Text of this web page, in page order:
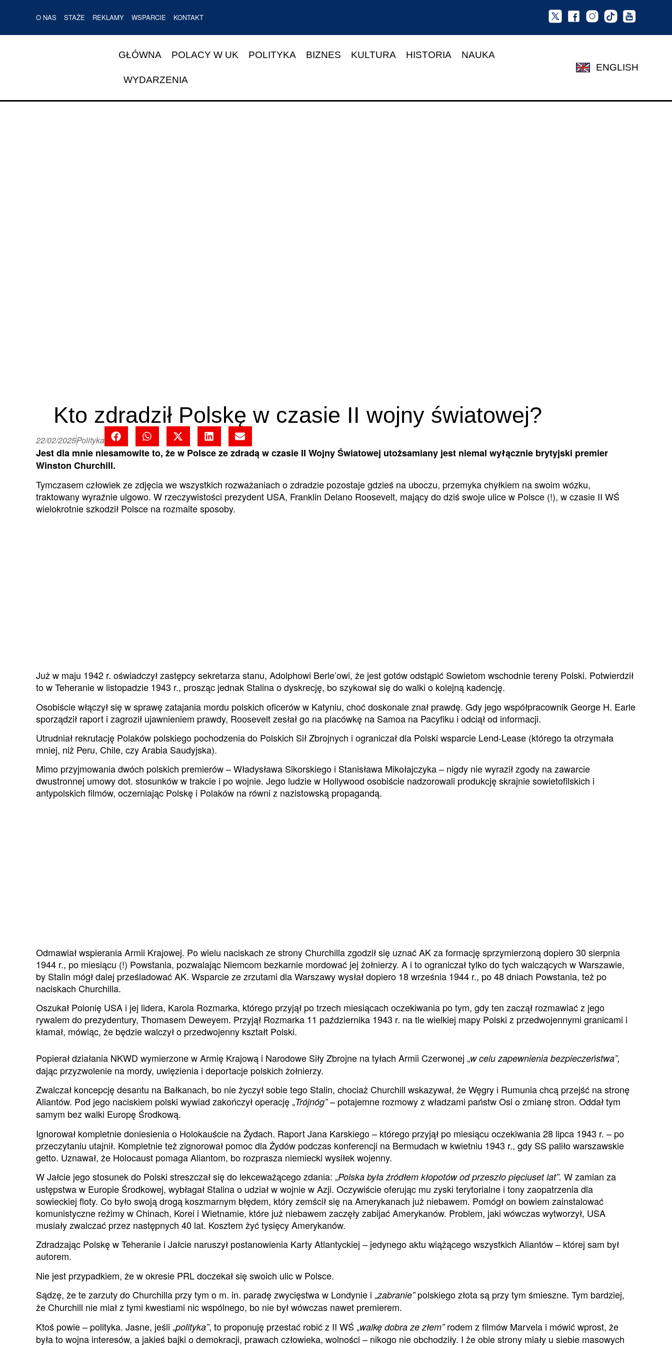
O NAS STAŻE REKLAMY WSPARCIE KONTAKT
GŁÓWNA POLACY W UK POLITYKA BIZNES KULTURA HISTORIA NAUKA
WYDARZENIA
ENGLISH
Kto zdradził Polskę w czasie II wojny światowej?
22/02/2025Polityka
Jest dla mnie niesamowite to, że w Polsce ze zdradą w czasie II Wojny Światowej utożsamiany jest niemal wyłącznie brytyjski premier
Winston Churchill.
Tymczasem człowiek ze zdjęcia we wszystkich rozważaniach o zdradzie pozostaje gdzieś na uboczu, przemyka chyłkiem na swoim wózku,
traktowany wyraźnie ulgowo. W rzeczywistości prezydent USA, Franklin Delano Roosevelt, mający do dziś swoje ulice w Polsce (!), w czasie II WŚ
wielokrotnie szkodził Polsce na rozmaite sposoby.
Już w maju 1942 r. oświadczył zastępcy sekretarza stanu, Adolphowi Berle’owi, że jest gotów odstąpić Sowietom wschodnie tereny Polski. Potwierdził
to w Teheranie w listopadzie 1943 r., prosząc jednak Stalina o dyskrecję, bo szykował się do walki o kolejną kadencję.
Osobiście włączył się w sprawę zatajania mordu polskich oficerów w Katyniu, choć doskonale znał prawdę. Gdy jego współpracownik George H. Earle
sporządził raport i zagroził ujawnieniem prawdy, Roosevelt zesłał go na placówkę na Samoa na Pacyfiku i odciął od informacji.
Utrudniał rekrutację Polaków polskiego pochodzenia do Polskich Sił Zbrojnych i ograniczał dla Polski wsparcie Lend-Lease (którego ta otrzymała
mniej, niż Peru, Chile, czy Arabia Saudyjska).
Mimo przyjmowania dwóch polskich premierów – Władysława Sikorskiego i Stanisława Mikołajczyka – nigdy nie wyraził zgody na zawarcie
dwustronnej umowy dot. stosunków w trakcie i po wojnie. Jego ludzie w Hollywood osobiście nadzorowali produkcję skrajnie sowietofilskich i
antypolskich filmów, oczerniając Polskę i Polaków na równi z nazistowską propagandą.
Odmawiał wspierania Armii Krajowej. Po wielu naciskach ze strony Churchilla zgodził się uznać AK za formację sprzymierzoną dopiero 30 sierpnia
1944 r., po miesiącu (!) Powstania, pozwalając Niemcom bezkarnie mordować jej żołnierzy. A i to ograniczał tylko do tych walczących w Warszawie,
by Stalin mógł dalej prześladować AK. Wsparcie ze zrzutami dla Warszawy wysłał dopiero 18 września 1944 r., po 48 dniach Powstania, też po
naciskach Churchilla.
Oszukał Polonię USA i jej lidera, Karola Rozmarka, którego przyjął po trzech miesiącach oczekiwania po tym, gdy ten zaczął rozmawiać z jego
rywalem do prezydentury, Thomasem Deweyem. Przyjął Rozmarka 11 października 1943 r. na tle wielkiej mapy Polski z przedwojennymi granicami i
kłamał, mówiąc, że będzie walczył o przedwojenny kształt Polski.
Popierał działania NKWD wymierzone w Armię Krajową i Narodowe Siły Zbrojne na tyłach Armii Czerwonej „w celu zapewnienia bezpieczeństwa”,
dając przyzwolenie na mordy, uwięzienia i deportacje polskich żołnierzy.
Zwalczał koncepcję desantu na Bałkanach, bo nie życzył sobie tego Stalin, chociaż Churchill wskazywał, że Węgry i Rumunia chcą przejść na stronę
Aliantów. Pod jego naciskiem polski wywiad zakończył operację „Trójnóg”– potajemne rozmowy z władzami państw Osi o zmianę stron. Oddał tym
samym bez walki Europę Środkową.
Ignorował kompletnie doniesienia o Holokauście na Żydach. Raport Jana Karskiego – którego przyjął po miesiącu oczekiwania 28 lipca 1943 r. – po
przeczytaniu utajnił. Kompletnie też zignorował pomoc dla Żydów podczas konferencji na Bermudach w kwietniu 1943 r., gdy SS paliło warszawskie
getto. Uznawał, że Holocaust pomaga Aliantom, bo rozprasza niemiecki wysiłek wojenny.
W Jałcie jego stosunek do Polski streszczał się do lekceważącego zdania: „Polska była źródłem kłopotów od przeszło pięciuset lat”. W zamian za
ustępstwa w Europie Środkowej, wybłagał Stalina o udział w wojnie w Azji. Oczywiście oferując mu zyski terytorialne i tony zaopatrzenia dla
sowieckiej floty. Co było swoją drogą koszmarnym błędem, który zemścił się na Amerykanach już niebawem. Pomógł on bowiem zainstalować
komunistyczne reżimy w Chinach, Korei i Wietnamie, które już niebawem zaczęły zabijać Amerykanów. Problem, jaki wówczas wytworzył, USA
musiały zwalczać przez następnych 40 lat. Kosztem żyć tysięcy Amerykanów.
Zdradzając Polskę w Teheranie i Jałcie naruszył postanowienia Karty Atlantyckiej – jedynego aktu wiążącego wszystkich Aliantów – której sam był
autorem.
Nie jest przypadkiem, że w okresie PRL doczekał się swoich ulic w Polsce.
Sądzę, że te zarzuty do Churchilla przy tym o m. in. paradę zwycięstwa w Londynie i „zabranie”polskiego złota są przy tym śmieszne. Tym bardziej,
że Churchill nie miał z tymi kwestiami nic wspólnego, bo nie był wówczas nawet premierem.
Ktoś powie – polityka. Jasne, jeśli „polityka”, to proponuję przestać robić z II WŚ „walkę dobra ze złem”rodem z filmów Marvela i mówić wprost, że
była to wojna interesów, a jakieś bajki o demokracji, prawach człowieka, wolności – nikogo nie obchodziły. I że obie strony miały u siebie masowych